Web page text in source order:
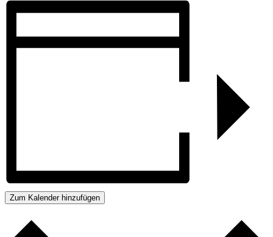
Zum Kalender hinzufügen